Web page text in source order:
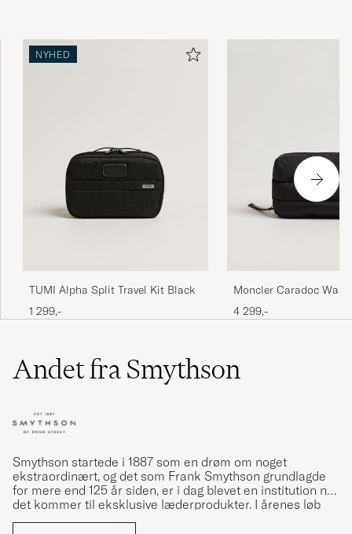
NYHED
TUMI Alpha Split Travel Kit Black
1 299,-
Moncler Caradoc
4 299,-
Andet fra Smythson
Smythson startede i 1887 som en drøm om noget
ekstraordinært, og det som Frank Smythson grundlagde
for mere end 125 år siden, er i dag blevet en institution når
det kommer til eksklusive læderprodukter. I årenes løb
har man leveret luksuriøse læderprodukter til